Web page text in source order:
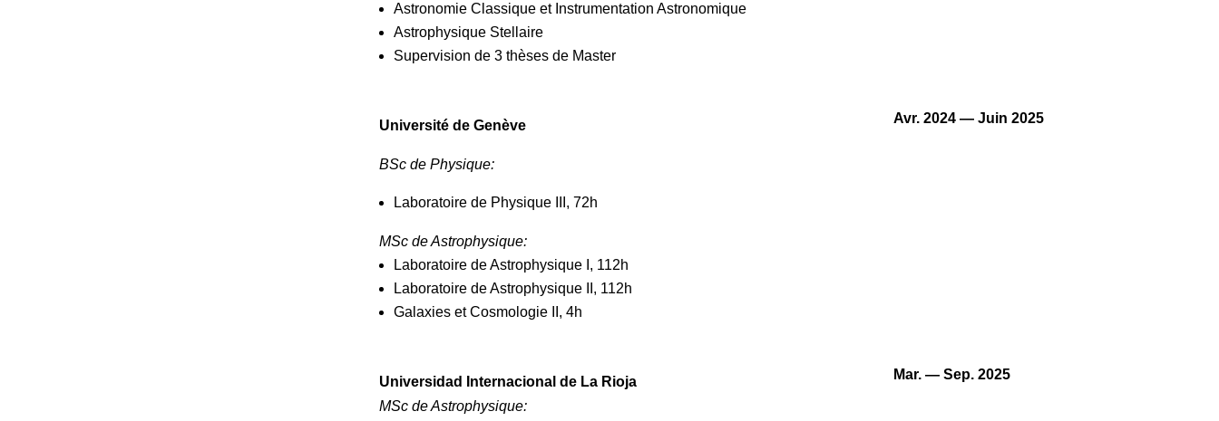
Astronomie Classique et Instrumentation Astronomique
Astrophysique Stellaire
Supervision de 3 thèses de Master
Université de Genève
BSc de Physique:
Laboratoire de Physique III, 72h
MSc de Astrophysique:
Laboratoire de Astrophysique I, 112h
Laboratoire de Astrophysique II, 112h
Galaxies et Cosmologie II, 4h
Avr. 2024 — Juin 2025
Universidad Internacional de La Rioja
MSc de Astrophysique:
Mar. — Sep. 2025